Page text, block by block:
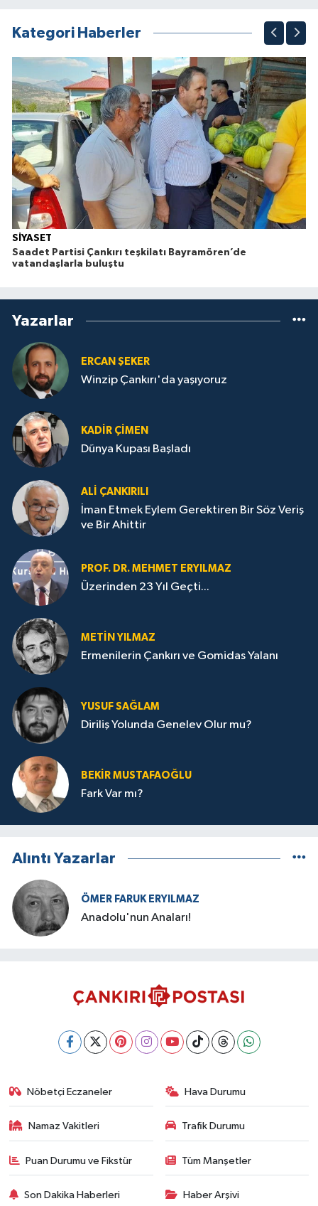
Kategori Haberler
SİYASET
Saadet Partisi Çankırı teşkilatı Bayramören’de
vatandaşlarla buluştu
Yazarlar
ERCAN ŞEKER
Winzip Çankırı'da yaşıyoruz
KADIR ÇIMEN
Dünya Kupası Başladı
ALI ÇANKIRILI
İman Etmek Eylem Gerektiren Bir Söz Veriş
ve Bir Ahittir
PROF. DR. MEHMET ERYILMAZ
Üzerinden 23 Yıl Geçti...
METIN YILMAZ
Ermenilerin Çankırı ve Gomidas Yalanı
YUSUF SAĞLAM
Diriliş Yolunda Genelev Olur mu?
BEKIR MUSTAFAOĞLU
Fark Var mı?
Alıntı Yazarlar
ÖMER FARUK ERYILMAZ
Anadolu'nun Anaları!
Nöbetçi Eczaneler Hava Durumu
Namaz Vakitleri Trafik Durumu
Puan Durumu ve Fikstür Tüm Manşetler
Son Dakika Haberleri Haber Arşivi